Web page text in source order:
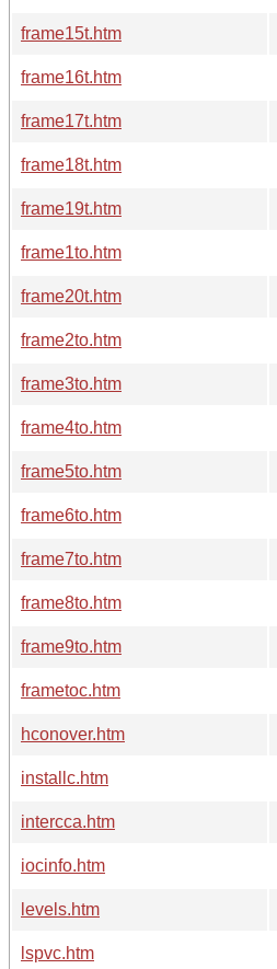
frame15t.htm
frame16t.htm
frame17t.htm
frame18t.htm
frame19t.htm
frame1to.htm
frame20t.htm
frame2to.htm
frame3to.htm
frame4to.htm
frame5to.htm
frame6to.htm
frame7to.htm
frame8to.htm
frame9to.htm
frametoc.htm
hconover.htm
installc.htm
intercca.htm
iocinfo.htm
levels.htm
lspvc.htm